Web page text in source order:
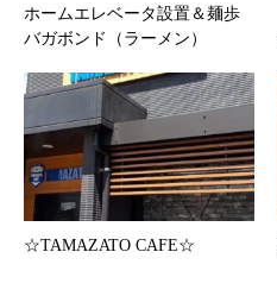
ホームエレベータ設置＆麺歩
バガボンド（ラーメン）
☆TAMAZATO CAFE☆